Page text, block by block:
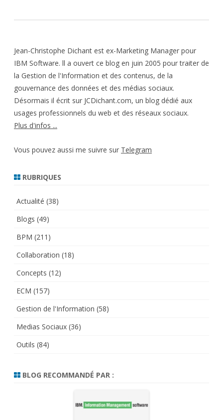
Jean-Christophe Dichant est ex-Marketing Manager pour
IBM Software. ll a ouvert ce blog en juin 2005 pour traiter de
la Gestion de l'Information et des contenus, de la
gouvernance des données et des médias sociaux.
Désormais il écrit sur JCDichant.com, un blog dédié aux
usages professionnels du web et des réseaux sociaux.
Plus d'infos ...
Vous pouvez aussi me suivre sur Telegram
RUBRIQUES
Actualité (38)
Blogs (49)
BPM (211)
Collaboration (18)
Concepts (12)
ECM (157)
Gestion de l'Information (58)
Medias Sociaux (36)
Outils (84)
BLOG RECOMMANDÉ PAR :